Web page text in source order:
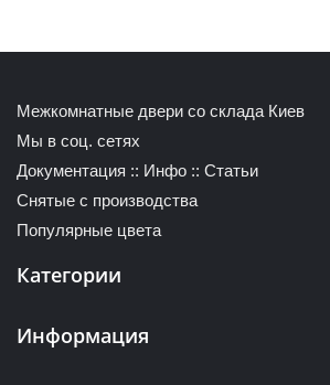
Межкомнатные двери со склада Киев
Мы в соц. сетях
Документация :: Инфо :: Статьи
Снятые с производства
Популярные цвета
Категории
Информация